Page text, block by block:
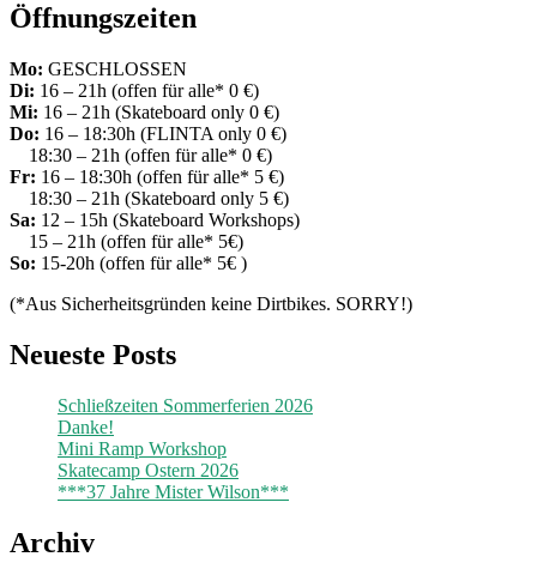
Öffnungszeiten
Mo: GESCHLOSSEN
Di: 16 – 21h (offen für alle* 0 €)
Mi: 16 – 21h (Skateboard only 0 €)
Do: 16 – 18:30h (FLINTA only 0 €)
18:30 – 21h (offen für alle* 0 €)
Fr: 16 – 18:30h (offen für alle* 5 €)
18:30 – 21h (Skateboard only 5 €)
Sa: 12 – 15h (Skateboard Workshops)
15 – 21h (offen für alle* 5€)
So: 15-20h (offen für alle* 5€ )
(*Aus Sicherheitsgründen keine Dirtbikes. SORRY!)
Neueste Posts
Schließzeiten Sommerferien 2026
Danke!
Mini Ramp Workshop
Skatecamp Ostern 2026
***37 Jahre Mister Wilson***
Archiv